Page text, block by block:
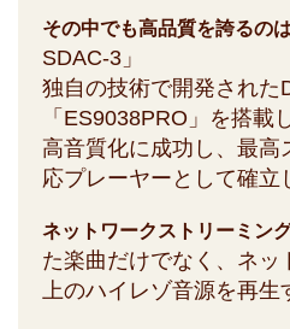
その中でも高品質を誇るのは
SDAC-3」
独自の技術で開発された
「ES9038PRO」を搭載
高音質化に成功し、最高
応プレーヤーとして確立
ネットワークストリーミン
た楽曲だけでなく、ネッ
上のハイレゾ音源を再生